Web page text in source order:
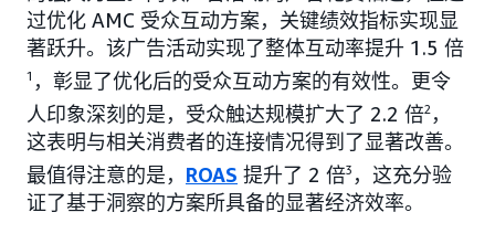
过优化 AMC 受众互动方案，关键绩效指标实现显
著跃升。该广告活动实现了整体互动率提升 1.5 倍
1 ，彰显了优化后的受众互动方案的有效性。更令
人印象深刻的是，受众触达规模扩大了 2.2 倍2 ，
这表明与相关消费者的连接情况得到了显著改善。
最值得注意的是， ROAS 提升了 2 倍3 ，这充分验
证了基于洞察的方案所具备的显著经济效率。